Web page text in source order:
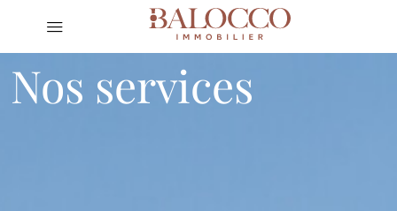
Nos services